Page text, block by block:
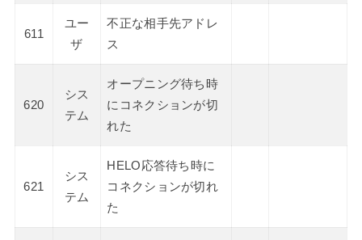
611
ユー
ザ
不正な相手先アドレ
ス
620
シス
テム
オープニング待ち時
にコネクションが切
れた
621
シス
テム
HELO応答待ち時に
コネクションが切れ
た